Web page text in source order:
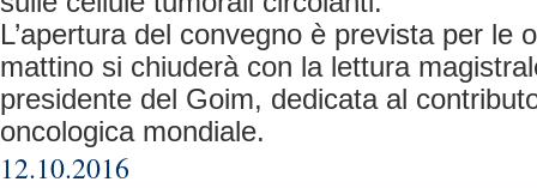
L’apertura del convegno è prevista per le
mattino si chiuderà con la lettura
presidente del Goim, dedicata al
oncologica mondiale.
12.10.2016